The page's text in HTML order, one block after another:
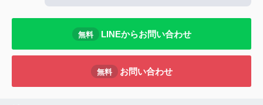
無料 LINEからお問い合わせ
無料 お問い合わせ